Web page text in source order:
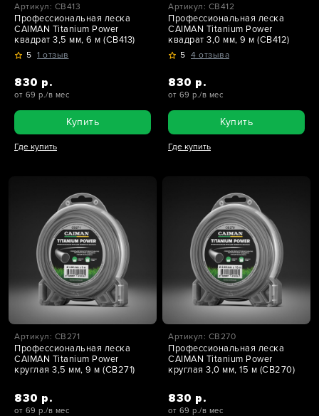
Артикул: CB413
Профессиональная леска
CAIMAN Titanium Power
квадрат 3,5 мм, 6 м (CB413)
5 1 отзыв
830 р.
от 69 р./в мес
Купить
Где купить
Артикул: CB412
Профессиональная леска
CAIMAN Titanium Power
квадрат 3,0 мм, 9 м (CB412)
5 4 отзыва
830 р.
от 69 р./в мес
Купить
Где купить
Артикул: CB271
Профессиональная леска
CAIMAN Titanium Power
круглая 3,5 мм, 9 м (CB271)
830 р.
от 69 р./в мес
Артикул: CB270
Профессиональная леска
CAIMAN Titanium Power
круглая 3,0 мм, 15 м (CB270)
830 р.
от 69 р./в мес